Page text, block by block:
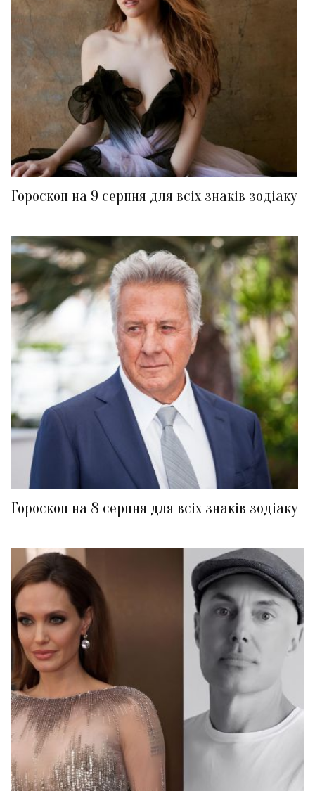
Гороскоп на 9 серпня для всіх знаків зодіаку
Гороскоп на 8 серпня для всіх знаків зодіаку